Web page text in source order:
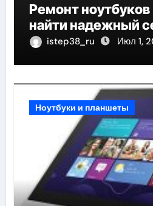
Ремонт
найти надежный
istep38_ru Июл 1,
Ноутбуки и планшеты